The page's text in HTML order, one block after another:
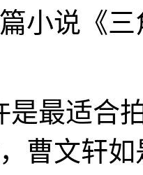
小说《
最适合拍
曹文轩